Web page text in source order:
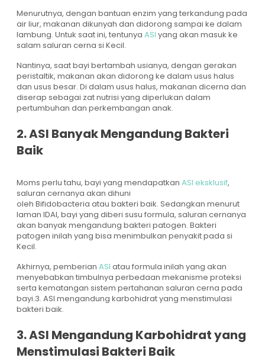
Menurutnya, dengan bantuan enzim yang terkandung pada
air liur, makanan dikunyah dan didorong sampai ke dalam
lambung. Untuk saat ini, tentunya ASI yang akan masuk ke
salam saluran cerna si Kecil.
Nantinya, saat bayi bertambah usianya, dengan gerakan
peristaltik, makanan akan didorong ke dalam usus halus
dan usus besar. Di dalam usus halus, makanan dicerna dan
diserap sebagai zat nutrisi yang diperlukan dalam
pertumbuhan dan perkembangan anak.
2. ASI Banyak Mengandung Bakteri
Baik
Moms perlu tahu, bayi yang mendapatkan ASI eksklusif,
saluran cernanya akan dihuni
oleh Bifidobacteria atau bakteri baik. Sedangkan menurut
laman IDAI, bayi yang diberi susu formula, saluran cernanya
akan banyak mengandung bakteri patogen. Bakteri
patogen inilah yang bisa menimbulkan penyakit pada si
Kecil.
Akhirnya, pemberian ASI atau formula inilah yang akan
menyebabkan timbulnya perbedaan mekanisme proteksi
serta kematangan sistem pertahanan saluran cerna pada
bayi.3. ASI mengandung karbohidrat yang menstimulasi
bakteri baik.
3. ASI Mengandung Karbohidrat yang
Menstimulasi Bakteri Baik